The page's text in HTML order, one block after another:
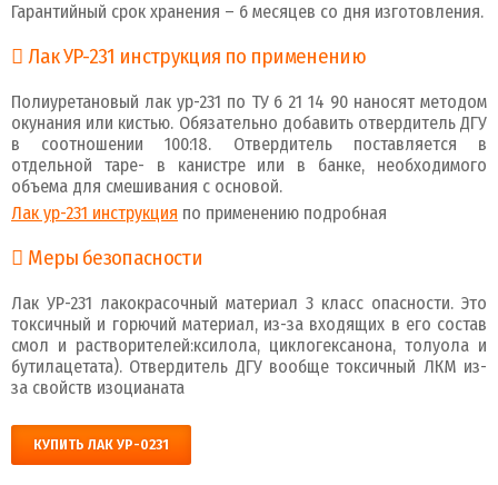
Гарантийный срок хранения – 6 месяцев со дня изготовления.
Лак УР-231 инструкция по применению
Полиуретановый лак ур-231 по ТУ 6 21 14 90 наносят методом
окунания или кистью. Обязательно добавить отвердитель ДГУ
в соотношении 100:18. Отвердитель поставляется в
отдельной таре- в канистре или в банке, необходимого
объема для смешивания с основой.
Лак ур-231 инструкция по применению подробная
Меры безопасности
Лак УР-231 лакокрасочный материал 3 класс опасности. Это
токсичный и горючий материал, из-за входящих в его состав
смол и растворителей:ксилола, циклогексанона, толуола и
бутилацетата). Отвердитель ДГУ вообще токсичный ЛКМ из-
за свойств изоцианата
КУПИТЬ ЛАК УР-0231